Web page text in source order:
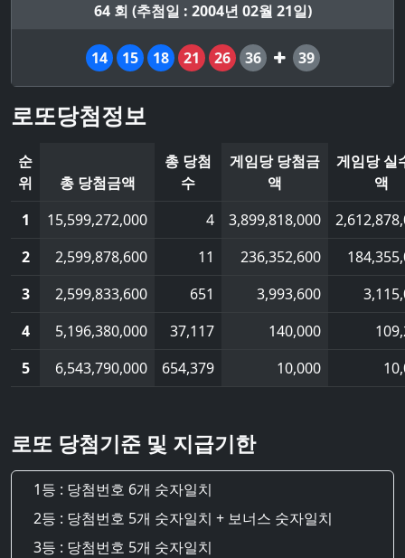
64 회 (추첨일 : 2004년 02월 21일)
14 15 18 21 26 36 39
로또당첨정보
순
위
총 당첨금액
총 당첨
수
게임당 당첨금
액
게임당 실
액
1
15,599,272,000 4 3,899,818,000
2
2,599,878,600 11 236,352,600
3
2,599,833,600 651 3,993,600
4
5,196,380,000 37,117 140,000
5
6,543,790,000 654,379 10,000
로또 당첨기준 및 지급기한
1등 : 당첨번호 6개 숫자일치
2등 : 당첨번호 5개 숫자일치 + 보너스 숫자일치
3등 : 당첨번호 5개 숫자일치